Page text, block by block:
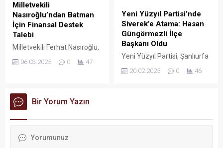
Milletvekili
Nasıroğlu’ndan Batman
İçin Finansal Destek
Talebi
Milletvekili Ferhat Nasıroğlu,
Batman’ın geleceği için
Ankara’da kritik temaslarda
06.03.2025 0 47
Yeni Yüzyıl Partisi’nde
Siverek’e Atama: Hasan
Güngörmezli İlçe
Başkanı Oldu
Yeni Yüzyıl Partisi, Şanlıurfa
Hasan Güngörmezli’yi atadı.
20.02.2025 0 46
Bir Yorum Yazın